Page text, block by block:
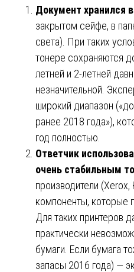
Документ хранился
закрытом сейфе, в
света). При таких
тонере сохраняются
летней и 2-летней
незначительной.
широкий диапазон
ранее 2018 года»),
год полностью.
Ответчик
очень стабильным
производители
компоненты, которые
Для таких принтеров
практически
бумаги. Если бумага
запасы 2016 года) —